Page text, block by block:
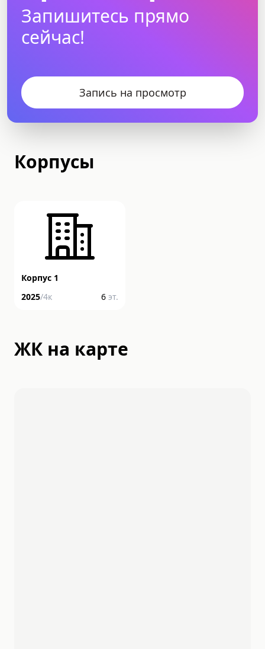
Запишитесь прямо
сейчас!
Запись на просмотр
Корпусы
Корпус 1
2025/4к 6 эт.
ЖК на карте